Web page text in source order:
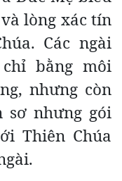
lòng xác tín
Các ngài
bằng môi
nhưng còn
sơ nhưng gói
Thiên Chúa